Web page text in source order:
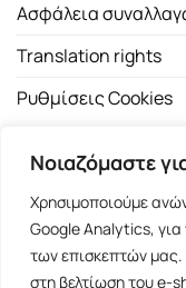
Νοιαζόμαστε
Χρησιμοποιούμε
Google Analytics, για
των επισκεπτών
στη βελτίωση του e-
Ασφάλεια
Translation rights
Ρυθμίσεις Cookies
Copyright 2026 ©